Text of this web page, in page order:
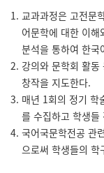
교과과정은 고전문
어문학에 대한 이
분석을 통하여 한국
강의와 문학회 활동
창작을 지도한다.
매년 1회의 정기 학
를 수집하고 학생들
국어국문학전공 관
으로써 학생들의 학